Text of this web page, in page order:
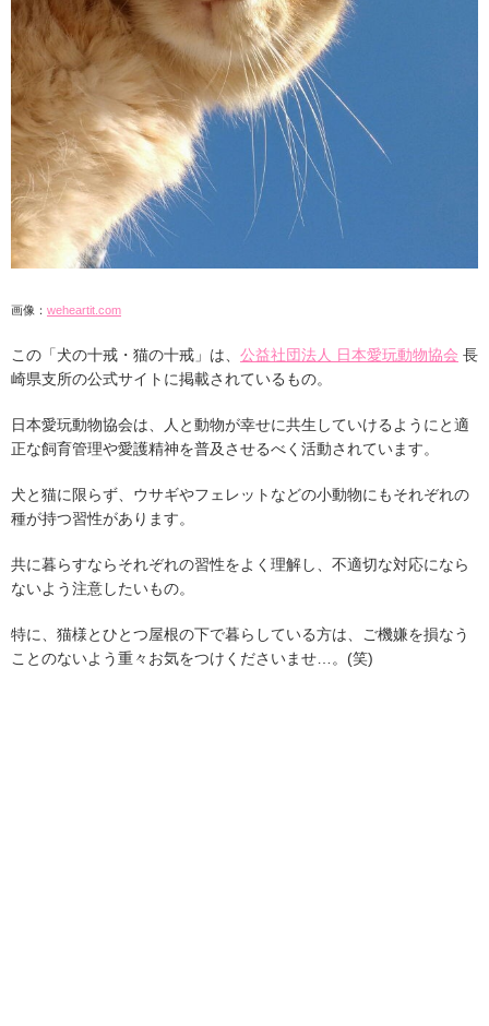
画像： weheartit.com
この「犬の十戒・猫の十戒」は、 公益社団法人 日本愛玩動物協会 長
崎県支所の公式サイトに掲載されているもの。
日本愛玩動物協会は、人と動物が幸せに共生していけるようにと適
正な飼育管理や愛護精神を普及させるべく活動されています。
犬と猫に限らず、ウサギやフェレットなどの小動物にもそれぞれの
種が持つ習性があります。
共に暮らすならそれぞれの習性をよく理解し、不適切な対応になら
ないよう注意したいもの。
特に、猫様とひとつ屋根の下で暮らしている方は、ご機嫌を損なう
ことのないよう重々お気をつけくださいませ…。(笑)